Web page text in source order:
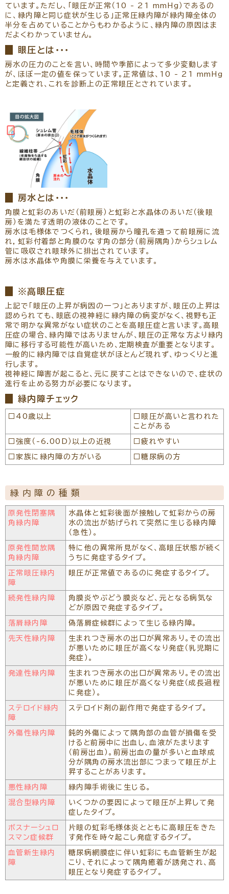
ています。ただし、「眼圧が正常（10 - 21 mmHg）であるの
に、緑内障と同じ症状が生じる」正常圧緑内障が緑内障全体の
半分を占めていることからもわかるように、緑内障の原因はま
だよくわかっていません。
眼圧とは・・・
房水の圧力のことを言い、時間や季節によって多少変動します
が、ほぼ一定の値を保っています。正常値は、10 - 21 mmHg
と定義され、これを診断上の正常眼圧とされています。
房水とは・・・
角膜と虹彩のあいだ（前眼房）と虹彩と水晶体のあいだ（後眼
房）を満たす透明の液体のことです。
房水は毛様体でつくられ，後眼房から瞳孔を通って前眼房に流
れ，虹彩付着部と角膜のなす角の部分（前房隅角）からシュレム
管に吸収され眼球外に排出されています。
房水は水晶体や角膜に栄養を与えています。
※高眼圧症
上記で「眼圧の上昇が病因の一つ」とありますが、眼圧の上昇は
認められても、眼底の視神経に緑内障の病変がなく、視野も正
常で明かな異常がない症状のことを高眼圧症と言います。高眼
圧症の場合、緑内障ではありませんが、眼圧の正常な方より緑内
障に移行する可能性が高いため、定期検査が重要となります。
一般的に緑内障では自覚症状がほとんど現れず、ゆっくりと進
行します。
視神経に障害が起こると、元に戻すことはできないので、症状の
進行を止める努力が必要になります。
緑内障チェック
□40歳以上
□眼圧が高いと言われた
ことがある
□強度（-6.00D）以上の近視 □疲れやすい
□家族に緑内障の方がいる □糖尿病の方
緑内障の種類
原発性閉塞隅
角緑内障
水晶体と虹彩後面が接触して虹彩からの房
水の流出が妨げられて突然に生じる緑内障
（急性）。
原発性開放隅
角緑内障
特に他の異常所見がなく、高眼圧状態が続く
うちに発症するタイプ。
正常眼圧緑内
障
眼圧が正常値であるのに発症するタイプ。
続発性緑内障
角膜炎やぶどう膜炎など、元となる病気な
どが原因で発症するタイプ。
落屑緑内障 偽落屑症候群によって生じる緑内障。
先天性緑内障
生まれつき房水の出口が異常あり。その流出
が悪いために眼圧が高くなり発症（乳児期に
発症）。
発達性緑内障
生まれつき房水の出口が異常あり。その流出
が悪いために眼圧が高くなり発症（成長過程
に発症）。
ステロイド緑内
障
ステロイド剤の副作用で発症するタイプ。
外傷性緑内障
鈍的外傷によって隅角部の血管が損傷を受
けると前房中に出血し、血液がたまります
（前房出血）。前房出血の量が多いと血球成
分が隅角の房水流出部につまって眼圧が上
昇することがあります。
悪性緑内障 緑内障手術後に生じる。
混合型緑内障
いくつかの要因によって眼圧が上昇して発
症したタイプ。
ボスナーシュロ
スマン症候群
片眼の虹彩毛様体炎とともに高眼圧をきた
す発作を時々起こし発症するタイプ。
血管新生緑内
障
糖尿病網膜症に伴い虹彩にも血管新生が起
こり、それによって隅角癒着が誘発され、高
眼圧となり発症するタイプ。